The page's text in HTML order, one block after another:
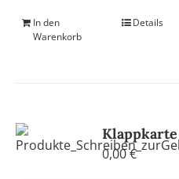
In den
Warenkorb
Details
0,00€